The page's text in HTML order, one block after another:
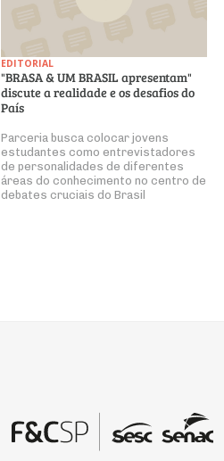
EDITORIAL
"BRASA & UM BRASIL apresentam"
discute a realidade e os desafios do
País
Parceria busca colocar jovens
estudantes como entrevistadores
de personalidades de diferentes
áreas do conhecimento no centro de
debates cruciais do Brasil